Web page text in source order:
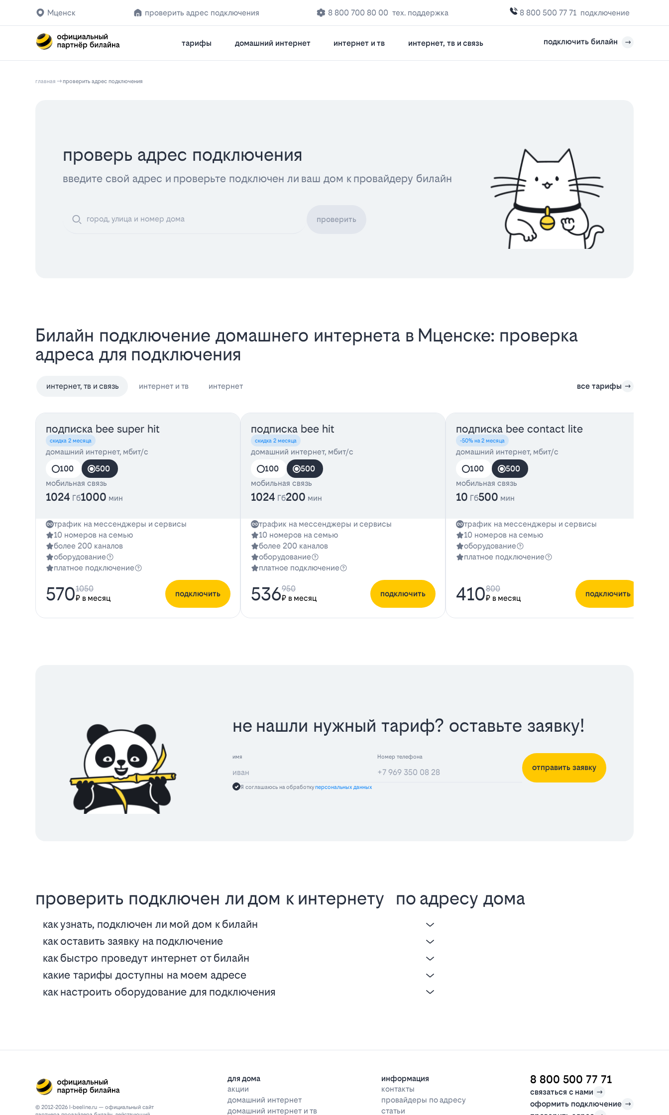
Мценск проверить адрес подключения 8 800 700 80 00 тех. поддержка 8 800 500 77 71 подключение
тарифы домашний интернет интернет и тв интернет, тв и связь подключить билайн
главная проверить адрес подключения
проверь адрес подключения
введите свой адрес и проверьте подключен ли ваш дом к провайдеру билайн
проверить
Билайн подключение домашнего интернета в Мценске: проверка
адреса для подключения
интернет, тв и связь интернет и тв интернет все тарифы
подписка bee super hit
скидка 2 месяца
домашний интернет, мбит/с
100
500
мобильная связь
1024 Гб1000 мин
трафик на мессенджеры и сервисы
10 номеров на семью
более 200 каналов
оборудование
платное подключение
570₽ в месяц
1050
подключить
подписка bee hit
скидка 2 месяца
домашний интернет, мбит/с
100
500
мобильная связь
1024 Гб200 мин
трафик на мессенджеры и сервисы
10 номеров на семью
более 200 каналов
оборудование
платное подключение
536₽ в месяц
950
подключить
подписка bee contact lite
-50% на 2 месяца
домашний интернет, мбит/с
100
500
мобильная связь
10 Гб500 мин
трафик на мессенджеры и сервисы
10 номеров на семью
оборудование
платное подключение
410₽ в месяц
800
подключить
не нашли нужный тариф? оставьте заявку!
имя Номер телефона
отправить заявку
Я соглашаюсь на обработкуперсональных данных
проверить подключен ли дом к интернету по адресу дома
как узнать, подключен ли мой дом к билайн
как оставить заявку на подключение
как быстро проведут интернет от билайн
какие тарифы доступны на моем адресе
как настроить оборудование для подключения
© 2012-2026 l-beeline.ru — официальный сайт
для дома
акции
домашний интернет
домашний интернет и тв
информация
контакты
провайдеры по адресу
статьи
8 800 500 77 71
связаться с нами
оформить подключение